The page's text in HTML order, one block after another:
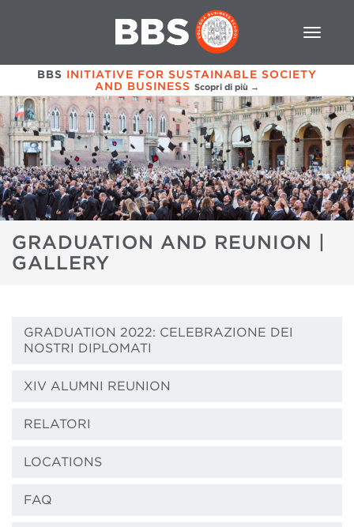
BBS INITIATIVE FOR SUSTAINABLE SOCIETY
AND BUSINESS Scopri di più →
GRADUATION AND REUNION |
GALLERY
GRADUATION 2022: CELEBRAZIONE DEI
NOSTRI DIPLOMATI
XIV ALUMNI REUNION
RELATORI
LOCATIONS
FAQ